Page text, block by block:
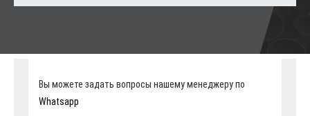
Вы можете задать вопросы нашему менеджеру по
Whatsapp